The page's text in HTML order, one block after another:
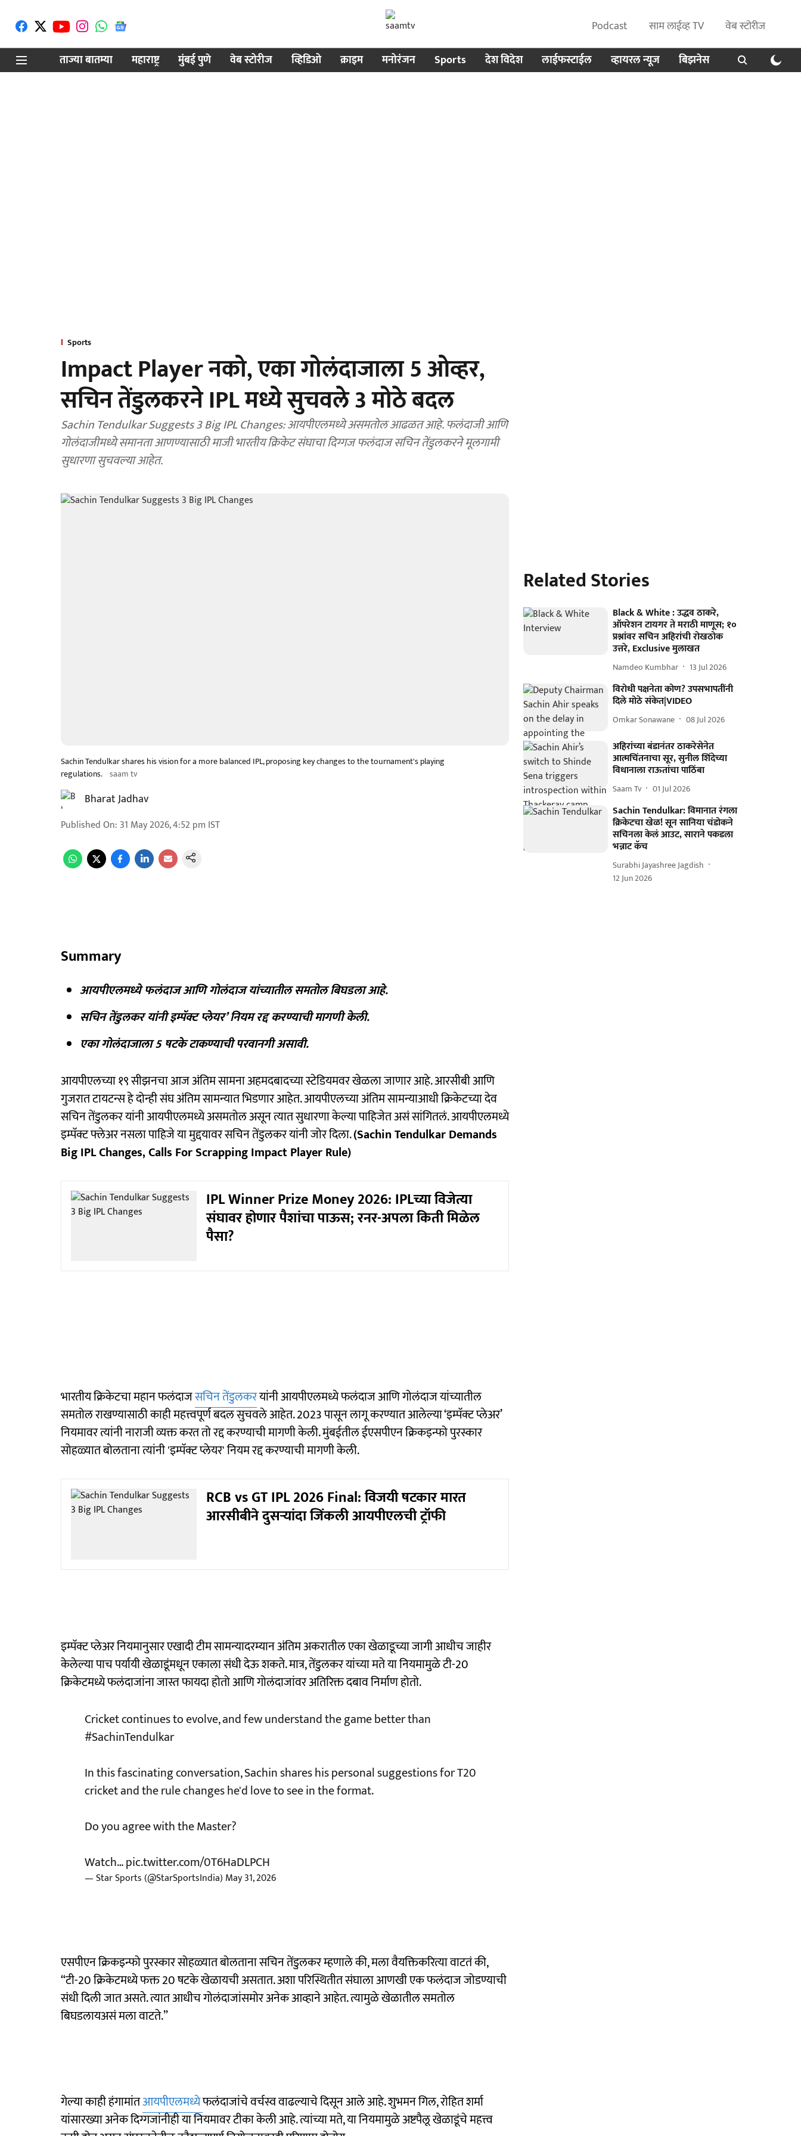
Podcast साम लाईव्ह TV
वेब स्टोरीज
ताज्या बातम्या
महाराष्ट्र मुंबई पुणे वेब स्टोरीज व्हिडिओ क्राइम मनोरंजन Sports देश विदेश लाईफस्टाईल व्हायरल न्यूज बिझनेस
Sports
Impact Player नको, एका गोलंदाजाला 5 ओव्हर,
सचिन तेंडुलकरने IPL मध्ये सुचवले 3 मोठे बदल
Sachin Tendulkar Suggests 3 Big IPL Changes: आयपीएलमध्ये असमतोल आढळत आहे. फलंदाजी आणि
गोलंदाजीमध्ये समानता आणण्यासाठी माजी भारतीय क्रिकेट संघाचा दिग्गज फलंदाज सचिन तेंडुलकरने मूलगामी
सुधारणा सुचवल्या आहेत.
Sachin Tendulkar shares his vision for a more balanced IPL, proposing key changes to the tournament's playing
regulations. saam tv
Bharat Jadhav
Published On: 31 May 2026, 4:52 pm IST
Summary
आयपीएलमध्ये फलंदाज आणि गोलंदाज यांच्यातील समतोल बिघडला आहे.
सचिन तेंडुलकर यांनी इम्पॅक्ट प्लेयर’ नियम रद्द करण्याची मागणी केली.
एका गोलंदाजाला 5 षटके टाकण्याची परवानगी असावी.
आयपीएलच्या १९ सीझनचा आज अंतिम सामना अहमदबादच्या स्टेडियमवर खेळला जाणार आहे. आरसीबी आणि
गुजरात टायटन्स हे दोन्ही संघ अंतिम सामन्यात भिडणार आहेत. आयपीएलच्या अंतिम सामन्याआधी क्रिकेटच्या देव
सचिन तेंडुलकर यांनी आयपीएलमध्ये असमतोल असून त्यात सुधारणा केल्या पाहिजेत असं सांगितलं. आयपीएलमध्ये
इम्पॅक्ट फ्लेअर नसला पाहिजे या मुद्दयावर सचिन तेंडुलकर यांनी जोर दिला.(Sachin Tendulkar Demands
Big IPL Changes, Calls For Scrapping Impact Player Rule)
IPL Winner Prize Money 2026: IPLच्या विजेत्या
संघावर होणार पैशांचा पाऊस; रनर-अपला किती मिळेल
पैसा?
भारतीय क्रिकेटचा महान फलंदाजसचिन तेंडुलकरयांनी आयपीएलमध्ये फलंदाज आणि गोलंदाज यांच्यातील
समतोल राखण्यासाठी काही महत्त्वपूर्ण बदल सुचवले आहेत. 2023 पासून लागू करण्यात आलेल्या ‘इम्पॅक्ट प्लेअर’
नियमावर त्यांनी नाराजी व्यक्त करत तो रद्द करण्याची मागणी केली. मुंबईतील ईएसपीएन क्रिकइन्फो पुरस्कार
सोहळ्यात बोलताना त्यांनी 'इम्पॅक्ट प्लेयर' नियम रद्द करण्याची मागणी केली.
RCB vs GT IPL 2026 Final: विजयी षटकार मारत
आरसीबीने दुसऱ्यांदा जिंकली आयपीएलची ट्रॉफी
इम्पॅक्ट प्लेअर नियमानुसार एखादी टीम सामन्यादरम्यान अंतिम अकरातील एका खेळाडूच्या जागी आधीच जाहीर
केलेल्या पाच पर्यायी खेळाडूंमधून एकाला संधी देऊ शकते. मात्र, तेंडुलकर यांच्या मते या नियमामुळे टी-20
क्रिकेटमध्ये फलंदाजांना जास्त फायदा होतो आणि गोलंदाजांवर अतिरिक्त दबाव निर्माण होतो.
Cricket continues to evolve, and few understand the game better than
#SachinTendulkar
In this fascinating conversation, Sachin shares his personal suggestions for T20
cricket and the rule changes he'd love to see in the format.
Do you agree with the Master?
Watch…pic.twitter.com/0T6HaDLPCH
— Star Sports (@StarSportsIndia) May 31, 2026
एसपीएन क्रिकइन्फो पुरस्कार सोहळ्यात बोलताना सचिन तेंडुलकर म्हणाले की, मला वैयक्तिकरित्या वाटतं की,
“टी-20 क्रिकेटमध्ये फक्त 20 षटके खेळायची असतात. अशा परिस्थितीत संघाला आणखी एक फलंदाज जोडण्याची
संधी दिली जात असते. त्यात आधीच गोलंदाजांसमोर अनेक आव्हाने आहेत. त्यामुळे खेळातील समतोल
बिघडलायअसं मला वाटते.”
गेल्या काही हंगामांतआयपीएलमध्येफलंदाजांचे वर्चस्व वाढल्याचे दिसून आले आहे. शुभमन गिल, रोहित शर्मा
यांसारख्या अनेक दिग्गजांनीही या नियमावर टीका केली आहे. त्यांच्या मते, या नियमामुळे अष्टपैलू खेळाडूंचे महत्त्व
Related Stories
Black & White : उद्धव ठाकरे,
ऑपरेशन टायगर ते मराठी माणूस; १०
प्रश्नांवर सचिन अहिरांची रोखठोक
उत्तरे, Exclusive मुलाखत
Namdeo Kumbhar 13 Jul 2026
विरोधी पक्षनेता कोण? उपसभापतींनी
दिले मोठे संकेत|VIDEO
Omkar Sonawane 08 Jul 2026
अहिरांच्या बंडानंतर ठाकरेसेनेत
आत्मचिंतनाचा सूर, सुनील शिंदेच्या
विधानाला राऊतांचा पाठिंबा
Saam Tv 01 Jul 2026
Sachin Tendulkar: विमानात रंगला
क्रिकेटचा खेळ! सून सानिया चंडोकने
सचिनला केलं आउट, साराने पकडला
भन्नाट कॅच
Surabhi Jayashree Jagdish
12 Jun 2026